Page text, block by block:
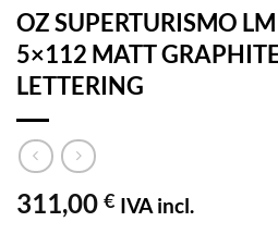
OZ SUPERTURISMO
5×112 MATT
LETTERING
311,00 € IVA incl.